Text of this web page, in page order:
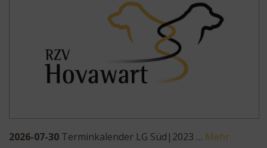
2026-07-30 Terminkalender LG Süd|2023 … Mehr